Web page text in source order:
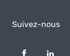
Suivez-nous